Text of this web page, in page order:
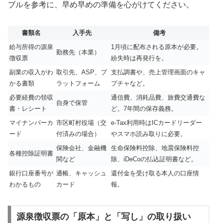
ブルを参考に、早め早めの準備を心がけてください。
書類名 入手先
備考
給与所得の源泉
徴収票
勤務先（本業）
1月頃に配布される原本が必要。
紛失時は再発行を。
副業の収入がわ
かる書類
取引先、ASP、プ
ラットフォーム
支払調書や、売上管理画面のキャ
プチャなど。
必要経費の領収
書・レシート
自身で保管
通信費、消耗品費、旅費交通費な
ど。7年間の保存義務。
マイナンバーカ
ード
市区町村役場（交
付済みの場合）
e-Tax利用時はICカードリーダー
やスマホ読み取りに必要。
各種控除証明書
保険会社、金融機
関など
生命保険料控除、地震保険料控
除、iDeCoの払込証明書など。
銀行口座番号が
わかるもの
通帳、キャッシュ
カード
還付金を受け取る本人の口座情
報。
源泉徴収票の「原本」と「写し」の取り扱い